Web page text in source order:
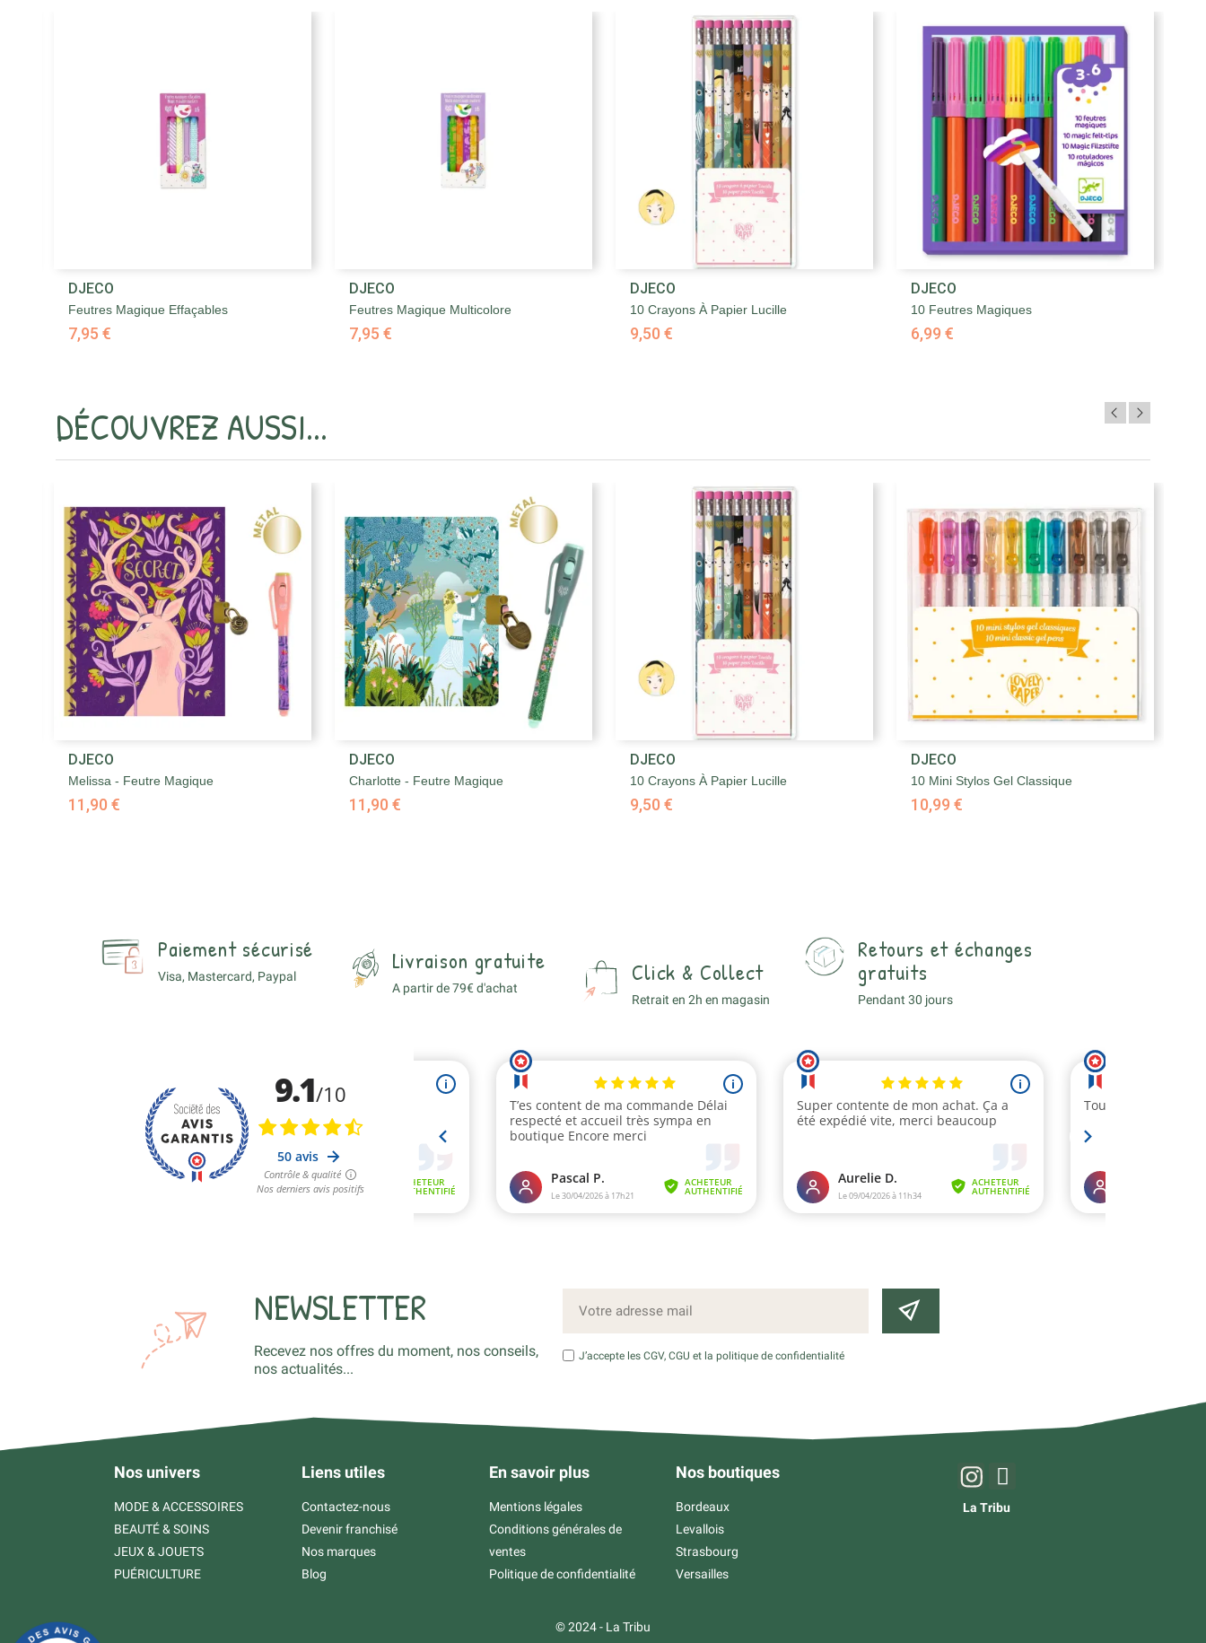
DJECO
Feutres Magique Effaçables
7,95 €
DJECO
Feutres Magique Multicolore
7,95 €
DJECO
10 Crayons À Papier Lucille
9,50 €
DJECO
10 Feutres Magiques
6,99 €
DÉCOUVREZ AUSSI...
DJECO
Melissa - Feutre Magique
11,90 €
DJECO
Charlotte - Feutre Magique
11,90 €
DJECO
10 Crayons À Papier Lucille
9,50 €
DJECO
10 Mini Stylos Gel Classique
10,99 €
Paiement sécurisé
Visa, Mastercard, Paypal
Livraison gratuite
A partir de 79€ d'achat
Click & Collect
Retrait en 2h en magasin
Retours et échanges
gratuits
Pendant 30 jours
NEWSLETTER
Recevez nos offres du moment, nos conseils,
nos actualités...
J’accepte les CGV, CGU et la politique de confidentialité
Nos univers
MODE & ACCESSOIRES
BEAUTÉ & SOINS
JEUX & JOUETS
PUÉRICULTURE
Liens utiles
Contactez-nous
Devenir franchisé
Nos marques
Blog
En savoir plus
Mentions légales
Conditions générales de
ventes
Politique de confidentialité
Nos boutiques
Bordeaux
Levallois
Strasbourg
Versailles
La Tribu
© 2024 - La Tribu